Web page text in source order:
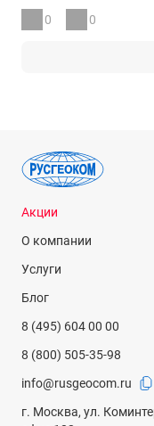
0 0
Акции
О компании
Услуги
Блог
8 (495) 604 00 00
8 (800) 505-35-98
info@rusgeocom.ru
г. Москва, ул.